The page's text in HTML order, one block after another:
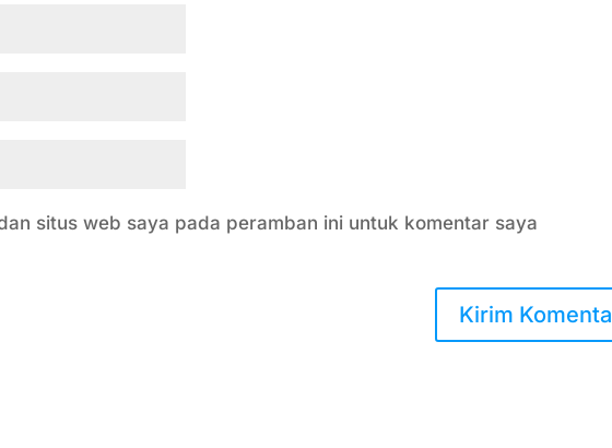
situs web saya pada peramban ini untuk komentar saya